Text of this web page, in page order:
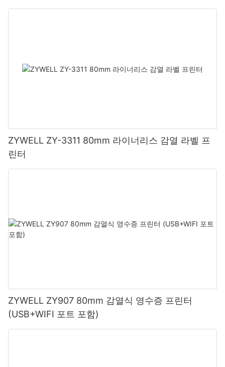
ZYWELL ZY-3311 80mm 라이너리스 감열 라벨 프
린터
ZYWELL ZY907 80mm 감열식 영수증 프린터
(USB+WIFI 포트 포함)